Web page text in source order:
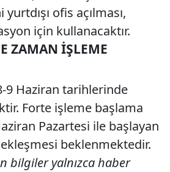
ofis açılması,
için kullanacaktır.
ZAMAN İŞLEME
9 Haziran tarihlerinde
Forte işleme başlama
Pazartesi ile başlayan
beklenmektedir.
bilgiler yalnızca haber